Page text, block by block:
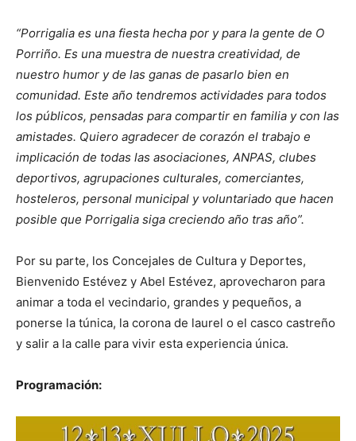
“Porrigalia es una fiesta hecha por y para la gente de O
Porriño. Es una muestra de nuestra creatividad, de
nuestro humor y de las ganas de pasarlo bien en
comunidad. Este año tendremos actividades para todos
los públicos, pensadas para compartir en familia y con las
amistades. Quiero agradecer de corazón el trabajo e
implicación de todas las asociaciones, ANPAS, clubes
deportivos, agrupaciones culturales, comerciantes,
hosteleros, personal municipal y voluntariado que hacen
posible que Porrigalia siga creciendo año tras año”.
Por su parte, los Concejales de Cultura y Deportes,
Bienvenido Estévez y Abel Estévez, aprovecharon para
animar a toda el vecindario, grandes y pequeños, a
ponerse la túnica, la corona de laurel o el casco castreño
y salir a la calle para vivir esta experiencia única.
Programación: